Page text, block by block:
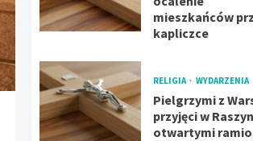
mieszkańców
kapliczce
RELIGIA WYDARZENIA
Pielgrzymi z
przyjęci w
otwartymi